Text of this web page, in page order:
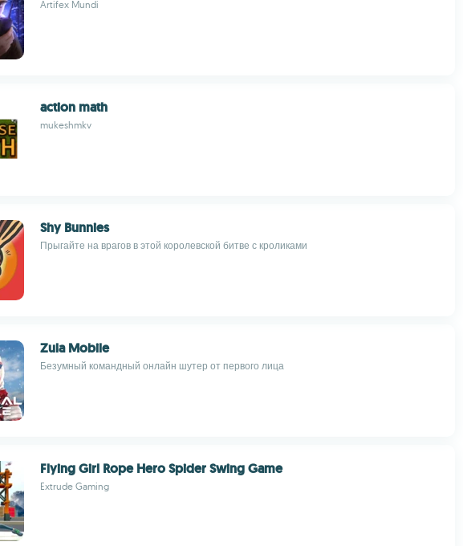
Artifex Mundi
action math
mukeshmkv
Shy Bunnies
Прыгайте на врагов в этой королевской битве с кроликами
Zula Mobile
Безумный командный онлайн шутер от первого лица
Flying Girl Rope Hero Spider Swing Game
Extrude Gaming